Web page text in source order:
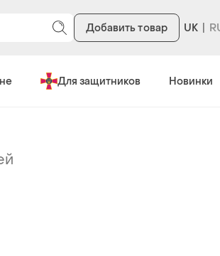
Добавить товар UK
Для защитников Новинки